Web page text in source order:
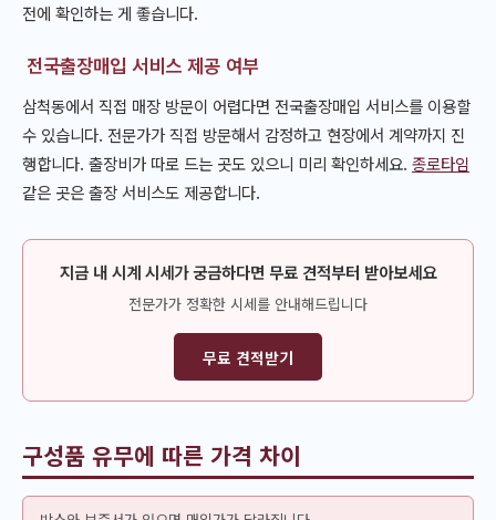
전에 확인하는 게 좋습니다.
전국출장매입 서비스 제공 여부
삼척동에서 직접 매장 방문이 어렵다면 전국출장매입 서비스를 이용할
수 있습니다. 전문가가 직접 방문해서 감정하고 현장에서 계약까지 진
행합니다. 출장비가 따로 드는 곳도 있으니 미리 확인하세요. 종로타임
같은 곳은 출장 서비스도 제공합니다.
지금 내 시계 시세가 궁금하다면 무료 견적부터 받아보세요
전문가가 정확한 시세를 안내해드립니다
무료 견적받기
구성품 유무에 따른 가격 차이